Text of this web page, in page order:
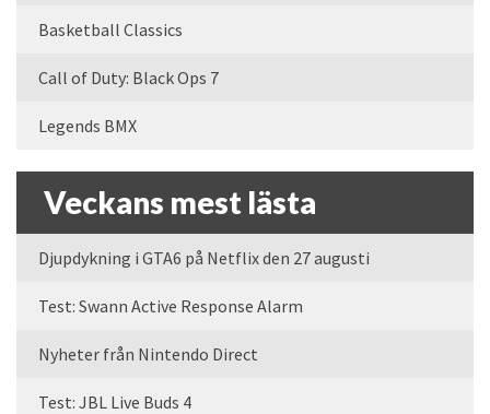
Basketball Classics
Call of Duty: Black Ops 7
Legends BMX
Veckans mest lästa
Djupdykning i GTA6 på Netflix den 27 augusti
Test: Swann Active Response Alarm
Nyheter från Nintendo Direct
Test: JBL Live Buds 4